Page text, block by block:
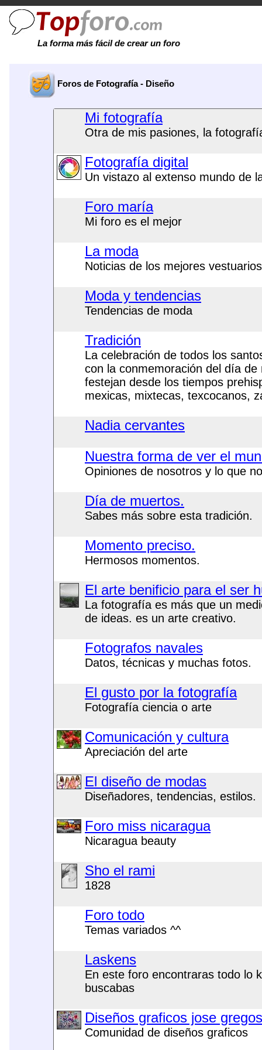
La forma más fácil de crear un foro
Foros de Fotografía - Diseño
Mi fotografía
Otra de mis pasiones, la
Fotografía digital
Un vistazo al extenso mundo de
Foro maría
Mi foro es el mejor
La moda
Noticias de los mejores
Moda y tendencias
Tendencias de moda
Tradición
La celebración de todos los
con la conmemoración del día
festejan desde los tiempos
mexicas, mixtecas, texcocanos,
Nadia cervantes
Nuestra forma de ver el
Opiniones de nosotros y lo que
Día de muertos.
Sabes más sobre esta tradición.
Momento preciso.
Hermosos momentos.
El arte benificio para el ser
La fotografía es más que un
de ideas. es un arte creativo.
Fotografos navales
Datos, técnicas y muchas fotos.
El gusto por la fotografía
Fotografía ciencia o arte
Comunicación y cultura
Apreciación del arte
El diseño de modas
Diseñadores, tendencias, estilos.
Foro miss nicaragua
Nicaragua beauty
Sho el rami
1828
Foro todo
Temas variados ^^
Laskens
En este foro encontraras todo lo
buscabas
Diseños graficos jose
Comunidad de diseños graficos